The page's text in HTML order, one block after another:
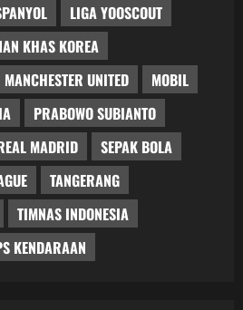
LIGA YOOSCOUT
KHAS KOREA
MANCHESTER UNITED
MOBIL
PRABOWO SUBIANTO
MADRID
SEPAK BOLA
TANGERANG
TIMNAS INDONESIA
KENDARAAN